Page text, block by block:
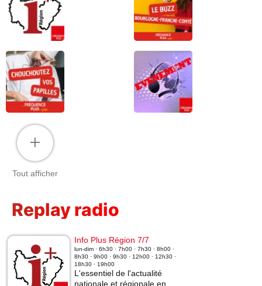
+
Tout afficher
Replay radio
Info Plus Région 7/7
lun-dim · 6h30 · 7h00 · 7h30 · 8h00 ·
8h30 · 9h00 · 9h30 · 12h00 · 12h30 ·
18h30 · 19h00
L'essentiel de l'actualité
nationale et régionale en